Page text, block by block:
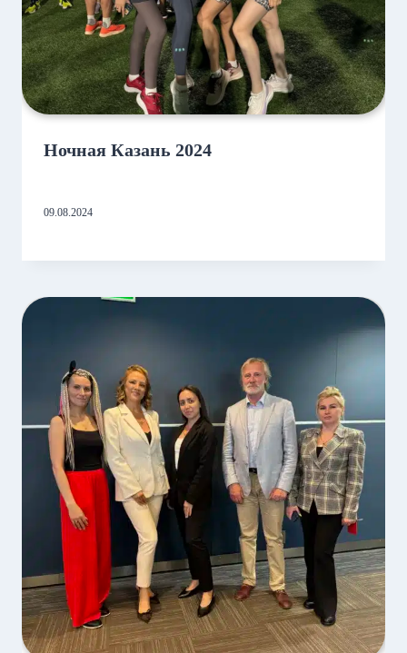
Ночная Казань 2024
09.08.2024